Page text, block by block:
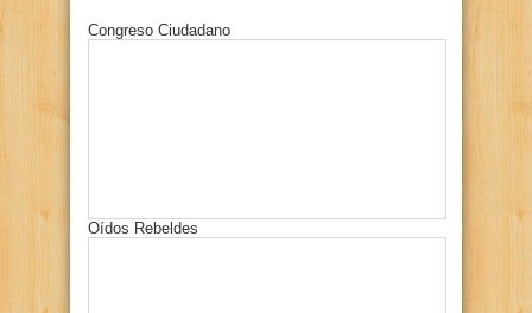
Congreso Ciudadano
Oídos Rebeldes